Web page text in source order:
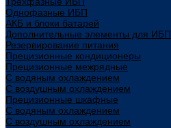
Однофазные ИБП
АКБ и блоки батарей
Дополнительные элементы для ИБП
Резервирование питания
Прецизионные кондиционеры
Прецизионные межрядные
С водяным охлаждением
С воздушным охлаждением
Прецизионные шкафные
С водяным охлаждением
С воздушным охлаждением